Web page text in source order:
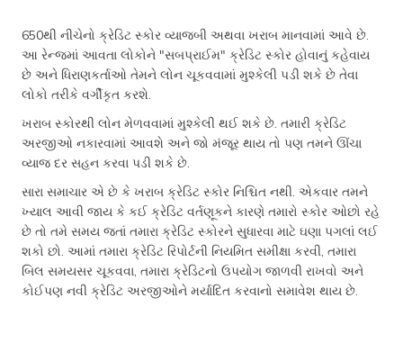
650થી નીચેનો ક્રેડિટ સ્કોર વ્યાજબી અથવા ખરાબ માનવામાં આવે છે.
આ રેન્જમાં આવતા લોકોને "સબપ્રાઈમ" ક્રેડિટ સ્કોર હોવાનું કહેવાય
છે અને ધિરાણકર્તાઓ તેમને લોન ચૂકવવામાં મુશ્કેલી પડી શકે છે તેવા
લોકો તરીકે વર્ગીકૃત કરશે.
ખરાબ સ્કોરથી લોન મેળવવામાં મુશ્કેલી થઈ શકે છે. તમારી ક્રેડિટ
અરજીઓ નકારવામાં આવશે અને જો મંજૂર થાય તો પણ તમને ઊંચા
વ્યાજ દર સહન કરવા પડી શકે છે.
સારા સમાચાર એ છે કે ખરાબ ક્રેડિટ સ્કોર નિશ્ચિત નથી. એકવાર તમને
ખ્યાલ આવી જાય કે કઈ ક્રેડિટ વર્તણૂકને કારણે તમારો સ્કોર ઓછો રહે
છે તો તમે સમય જતાં તમારા ક્રેડિટ સ્કોરને સુધારવા માટે ઘણા પગલાં લઈ
શકો છો. આમાં તમારા ક્રેડિટ રિપોર્ટની નિયમિત સમીક્ષા કરવી, તમારા
બિલ સમયસર ચૂકવવા, તમારા ક્રેડિટનો ઉપયોગ જાળવી રાખવો અને
કોઈપણ નવી ક્રેડિટ અરજીઓને મર્યાદિત કરવાનો સમાવેશ થાય છે.